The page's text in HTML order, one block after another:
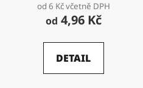
od 6 Kč včetně DPH
od 4,96 Kč
DETAIL